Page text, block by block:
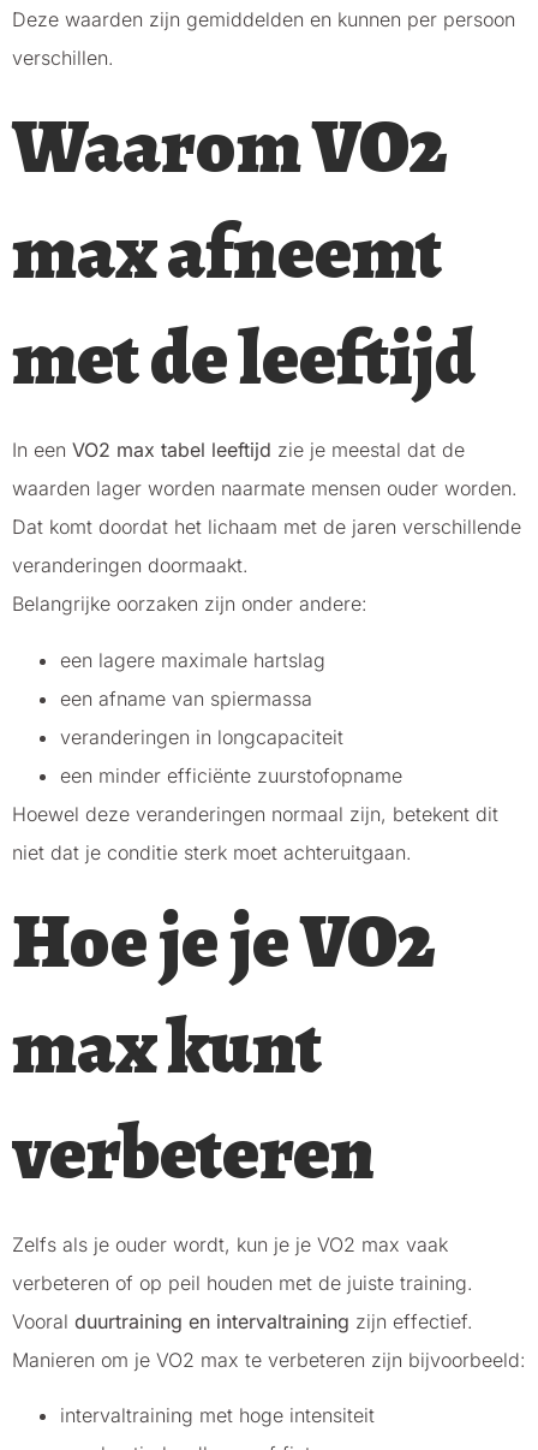
Deze waarden zijn gemiddelden en kunnen per persoon
verschillen.
Waarom VO2
max afneemt
met de leeftijd
In een VO2 max tabel leeftijd zie je meestal dat de
waarden lager worden naarmate mensen ouder worden.
Dat komt doordat het lichaam met de jaren verschillende
veranderingen doormaakt.
Belangrijke oorzaken zijn onder andere:
een lagere maximale hartslag
een afname van spiermassa
veranderingen in longcapaciteit
een minder efficiënte zuurstofopname
Hoewel deze veranderingen normaal zijn, betekent dit
niet dat je conditie sterk moet achteruitgaan.
Hoe je je VO2
max kunt
verbeteren
Zelfs als je ouder wordt, kun je je VO2 max vaak
verbeteren of op peil houden met de juiste training.
Vooral duurtraining en intervaltraining zijn effectief.
Manieren om je VO2 max te verbeteren zijn bijvoorbeeld:
intervaltraining met hoge intensiteit